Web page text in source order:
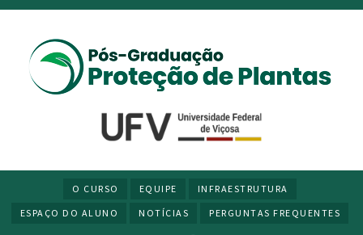
O CURSO EQUIPE
INFRAESTRUTURA
ESPAÇO DO ALUNO
NOTÍCIAS PERGUNTAS FREQUENTES